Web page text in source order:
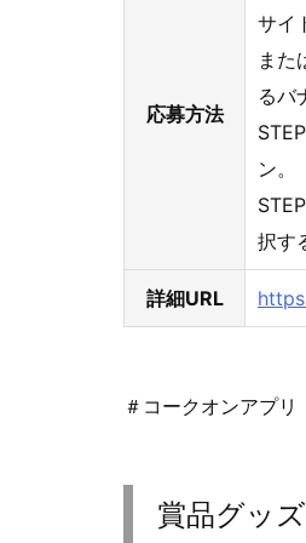
応募方法
サイ
また
るバ
ン。
択す
詳細URL
＃コークオンアプ
賞品グッズ